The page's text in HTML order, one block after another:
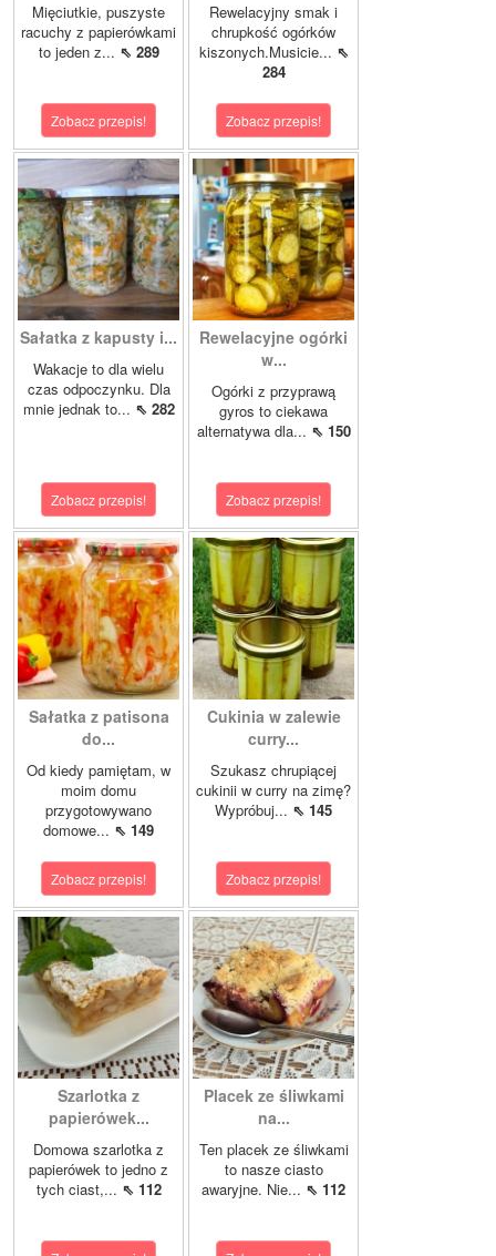
Mięciutkie, puszyste
racuchy z papierówkami
to jeden z... ⇖ 289
Zobacz przepis!
Rewelacyjny smak i
chrupkość ogórków
kiszonych.Musicie... ⇖
284
Zobacz przepis!
Sałatka z kapusty i...
Wakacje to dla wielu
czas odpoczynku. Dla
mnie jednak to... ⇖ 282
Zobacz przepis!
Rewelacyjne ogórki
w...
Ogórki z przyprawą
gyros to ciekawa
alternatywa dla... ⇖ 150
Zobacz przepis!
Sałatka z patisona
do...
Od kiedy pamiętam, w
moim domu
przygotowywano
domowe... ⇖ 149
Zobacz przepis!
Cukinia w zalewie
curry...
Szukasz chrupiącej
cukinii w curry na zimę?
Wypróbuj... ⇖ 145
Zobacz przepis!
Szarlotka z
papierówek...
Domowa szarlotka z
papierówek to jedno z
tych ciast,... ⇖ 112
Placek ze śliwkami
na...
Ten placek ze śliwkami
to nasze ciasto
awaryjne. Nie... ⇖ 112